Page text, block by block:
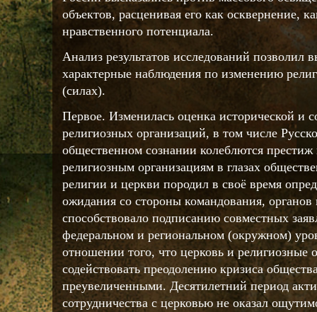
объектов, расценивая его как осквернение,
нравственного потенциала.
Анализ результатов исследований позволил
характерные наблюдения по изменению
(силах).
Первое. Изменилась оценка исторической и
религиозных организаций, в том числе
общественном сознании колеблются престиж
религиозным организациям в глазах
религии и церкви породил в своё время
ожидания со стороны командования, органов
способствовало подписанию совместных
федеральном и региональном (окружном)
отношении того, что церковь и религиозные
содействовать преодолению кризиса
преувеличенными. Десятилетний период
сотрудничества с церковью не оказал